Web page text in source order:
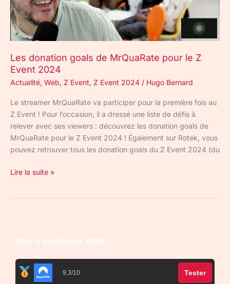
Les donation goals de MrQuaRate pour le Z
Event 2024
Actualité, Web, Z Event, Z Event 2024 / Hugo Bernard
Le streamer MrQuaRate va participer pour la première fois au
Z Event ! Pour l’occasion, il a dressé une liste de défis à
relever avec ses viewers : découvrez les donation goals de
MrQuaRate pour le Z Event 2024 ! Également sur Rotek, vous
pouvez retrouver tous les donation goals du Z Event 2024 (du
Z
Event
2024
Lire la suite »
Top 3 meilleurs VPN
9,3/10 Tester